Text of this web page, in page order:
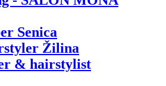
Senica
Žilina
& hairstylist